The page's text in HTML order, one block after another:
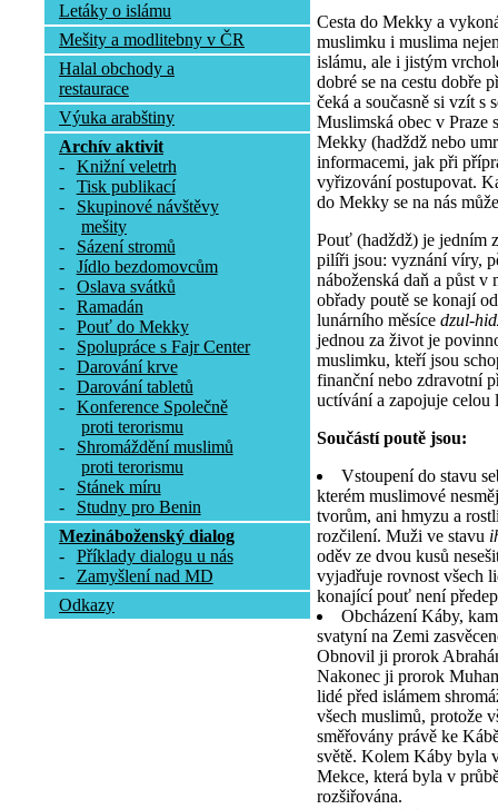
Letáky o islámu
Mešity a modlitebny v ČR
Halal obchody a
restaurace
Výuka arabštiny
Archív aktivit
-
Knižní veletrh
-
Tisk publikací
-
Skupinové návštěvy
mešity
-
Sázení stromů
-
Jídlo bezdomovcům
-
Oslava svátků
-
Ramadán
-
Pouť do Mekky
-
Spolupráce s Fajr Center
-
Darování krve
-
Darování tabletů
-
Konference Společně
proti terorismu
-
Shromáždění muslimů
proti terorismu
-
Stánek míru
-
Studny pro Benin
Mezináboženský dialog
-
Příklady dialogu u nás
-
Zamyšlení nad MD
Odkazy
Cesta do Mekky a
muslimku i muslima
islámu, ale i jistým
dobré se na cestu dobře
čeká a současně si vzít s
Muslimská obec v Praze
Mekky (hadždž nebo
informacemi, jak při
vyřizování postupovat.
do Mekky se na nás
Pouť (hadždž) je jedním
pilíři jsou: vyznání víry,
náboženská daň a půst
obřady poutě se konají
lunárního měsíce dzul-
jednou za život je
muslimku, kteří jsou
finanční nebo zdravotní
uctívání a zapojuje celou
Součástí poutě jsou:
Vstoupení do stavu
kterém muslimové
tvorům, ani hmyzu a
rozčilení. Muži ve stavu
oděv ze dvou kusů
vyjadřuje rovnost všech
konající pouť není
Obcházení Káby,
svatyní na Zemi
Obnovil ji prorok
Nakonec ji prorok
lidé před islámem
všech muslimů, protože
směřovány právě ke
světě. Kolem Káby byla
Mekce, která byla v
rozšiřována.